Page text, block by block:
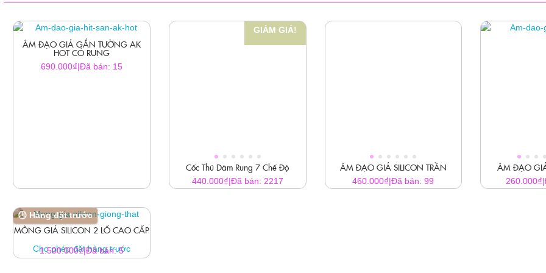
ÂM ĐẠO GIẢ GẮN TƯỜNG AK
HOT CÓ RUNG
690.000₫ Đã bán: 15
tùy
có
thể
chọn
GIẢM GIÁ!
Cốc Thủ Dâm Rung 7 Chế Độ
440.000₫|Đã bán: 2217
ÂM ĐẠO GIẢ SILICON TRẦN
460.000₫|Đã bán: 99
ÂM ĐẠO
260.000₫|
🕒 Hàng đặt trước
MÔNG GIẢ SILICON 2 LỔ CAO CẤP
Cho phép đặt hàng trước
1.500.000₫|Đã bán: 5